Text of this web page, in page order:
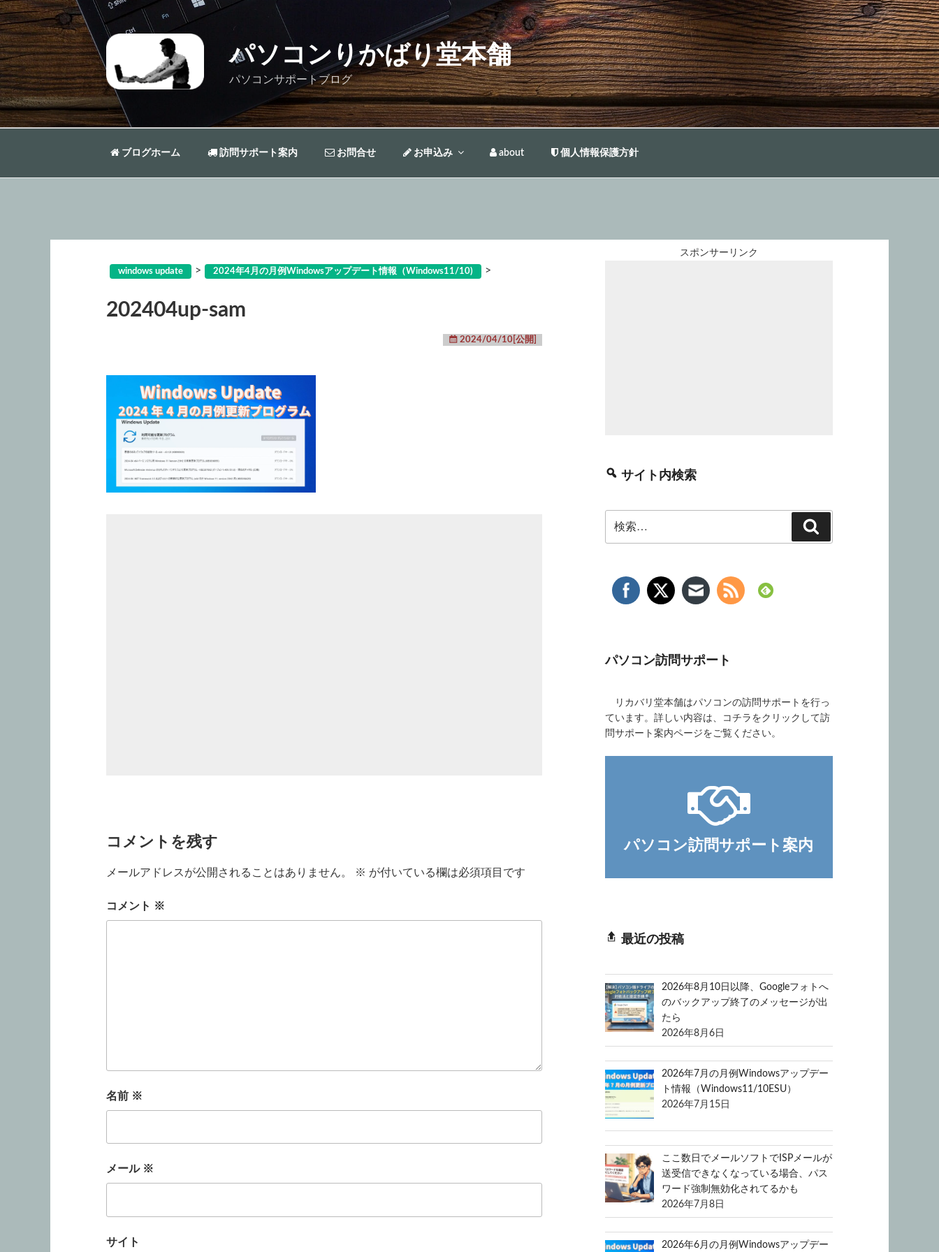
コ
ン
テ
ン
ツ
へ
ス
キ
パソコンりかばり堂本舗
パソコンサポートブログ
ブログホーム 訪問サポート案内 お問合せ お申込み about 個人情報保護方針
windows update > 2024年4月の月例Windowsアップデート情報（Windows11/10) >
202404up-sam
2024/04/10[公開]
コメントを残す
メールアドレスが公開されることはありません。 ※ が付いている欄は必須項目です
コメント ※
名前 ※
メール ※
サイト
スポンサーリンク
サイト内検索
索:
索
パソコン訪問サポート
リカバリ堂本舗はパソコンの訪問サポートを行っ
ています。詳しい内容は、コチラをクリックして訪
問サポート案内ページをご覧ください。
パソコン訪問サポート案内
最近の投稿
2026年8月10日以降、Googleフォトへ
のバックアップ終了のメッセージが出
たら
2026年8月6日
2026年7月の月例Windowsアップデー
ト情報（Windows11/10ESU）
2026年7月15日
ここ数日でメールソフトでISPメールが
送受信できなくなっている場合、パス
ワード強制無効化されてるかも
2026年7月8日
2026年6月の月例Windowsアップデー